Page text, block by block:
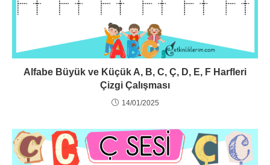
Alfabe Büyük ve Küçük A, B, C, Ç, D, E, F Harfleri
Çizgi Çalışması
14/01/2025